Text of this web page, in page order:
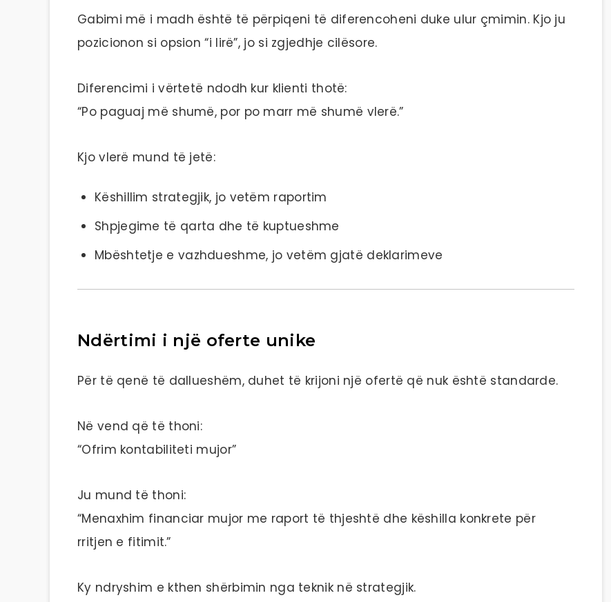
Gabimi më i madh është të përpiqeni të diferencoheni duke ulur çmimin. Kjo ju
pozicionon si opsion “i lirë”, jo si zgjedhje cilësore.
Diferencimi i vërtetë ndodh kur klienti thotë:
“Po paguaj më shumë, por po marr më shumë vlerë.”
Kjo vlerë mund të jetë:
Këshillim strategjik, jo vetëm raportim
Shpjegime të qarta dhe të kuptueshme
Mbështetje e vazhdueshme, jo vetëm gjatë deklarimeve
Ndërtimi i një oferte unike
Për të qenë të dallueshëm, duhet të krijoni një ofertë që nuk është standarde.
Në vend që të thoni:
“Ofrim kontabiliteti mujor”
Ju mund të thoni:
“Menaxhim financiar mujor me raport të thjeshtë dhe këshilla konkrete për
rritjen e fitimit.”
Ky ndryshim e kthen shërbimin nga teknik në strategjik.